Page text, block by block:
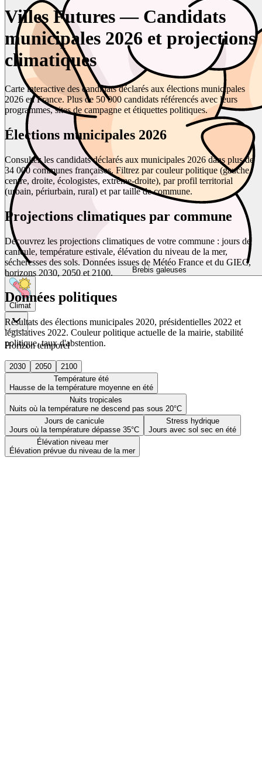
Brebis galeuses
Climat
Horizon temporel
2030 2050
2100
Température été
Hausse de la température moyenne en été
Nuits tropicales
Nuits où la température ne descend pas sous 20°C
Jours de canicule
Jours où la température dépasse 35°C
Stress hydrique
Jours avec sol sec en été
Élévation niveau mer
Élévation prévue du niveau de la mer
Villes Futures — Candidats
municipales 2026 et projections
climatiques
Carte interactive des candidats déclarés aux élections municipales
2026 en France. Plus de 50 000 candidats référencés avec leurs
programmes, sites de campagne et étiquettes politiques.
Élections municipales 2026
Consultez les candidats déclarés aux municipales 2026 dans plus de
34 000 communes françaises. Filtrez par couleur politique (gauche,
centre, droite, écologistes, extrême-droite), par profil territorial
(urbain, périurbain, rural) et par taille de commune.
Projections climatiques par commune
Découvrez les projections climatiques de votre commune : jours de
canicule, température estivale, élévation du niveau de la mer,
sécheresses des sols. Données issues de Météo France et du GIEC,
horizons 2030, 2050 et 2100.
Données politiques
Résultats des élections municipales 2020, présidentielles 2022 et
législatives 2022. Couleur politique actuelle de la mairie, stabilité
politique, taux d'abstention.